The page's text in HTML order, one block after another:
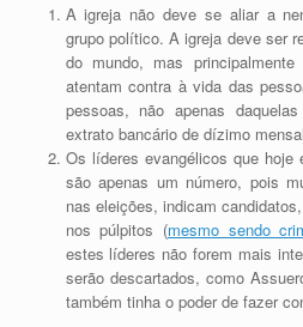
A igreja não deve se aliar a
grupo político. A igreja deve ser
do mundo, mas
atentam contra à vida das
pessoas, não apenas
extrato bancário de dízimo
Os líderes evangélicos que hoje
são apenas um número, pois
nas eleições, indicam
nos púlpitos (mesmo sendo
estes líderes não forem mais
serão descartados, como
também tinha o poder de fazer